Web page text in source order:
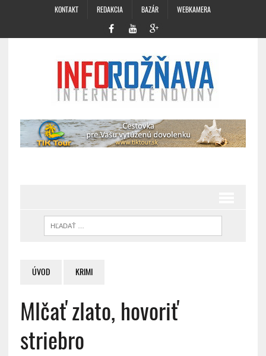
KONTAKT REDAKCIA BAZÁR WEBKAMERA
ÚVOD KRIMI
Mlčať zlato, hovoriť
striebro